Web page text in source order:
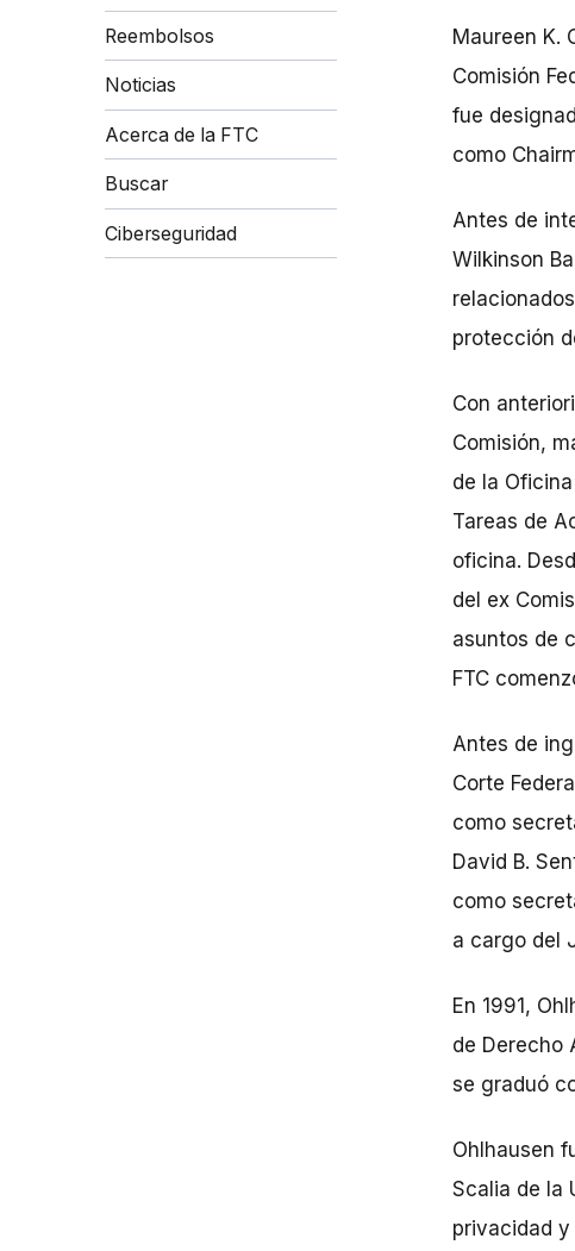
Reembolsos
Noticias
Acerca de la FTC
Buscar
Ciberseguridad
Maureen K.
Comisión
fue
como
Antes de
Wilkinson
protección
Con
Comisión,
de la
Tareas de
oficina.
del ex
asuntos de
FTC
Antes de
Corte
como
David B.
como
a cargo del
En 1991,
de Derecho
se graduó
Ohlhausen
Scalia de la
privacidad